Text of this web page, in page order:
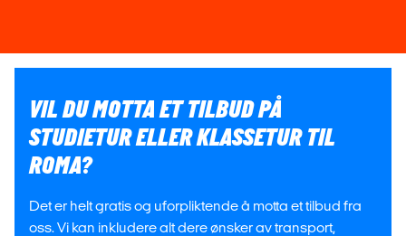
VIL DU MOTTA ET TILBUD PÅ
STUDIETUR ELLER KLASSETUR TIL
ROMA?
Det er helt gratis og uforpliktende å motta et tilbud fra
oss. Vi kan inkludere alt dere ønsker av transport,